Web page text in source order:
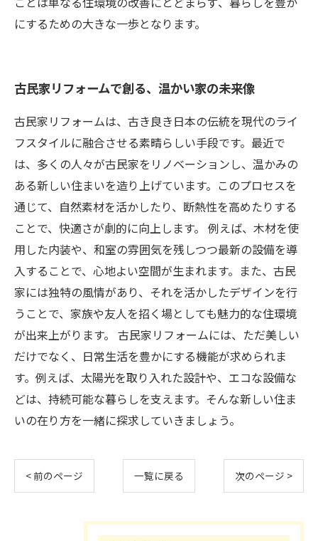
にするための大きな一歩となります。
古民家リフォームで創る、温かい家の未来像
古民家リフォームは、古き良き日本の伝統を現代のライ
フスタイルに融合させる素晴らしい手段です。最近で
は、多くの人々が古民家をリノベーションし、温かみの
ある新しい住まいを造り上げています。このプロセスを
通じて、自然素材を活かしたり、断熱性を高めたりする
ことで、快適さが劇的に向上します。 例えば、木材を使
用した内装や、和室の雰囲気を残しつつ最新の設備を導
入することで、心地よい空間が生まれます。また、古民
家には独特の風情があり、それを活かしたデザインを行
うことで、家族や友人を招く場としても魅力的な住環境
が出来上がります。 古民家リフォームには、ただ美しい
だけでなく、日常生活を豊かにする機能が求められま
す。例えば、太陽光を取り入れた設計や、エコな設備な
どは、持続可能な暮らしを支えます。そんな新しい住ま
いの在り方を一緒に探求していきましょう。
< 前のページ 一覧に戻る 次のページ >